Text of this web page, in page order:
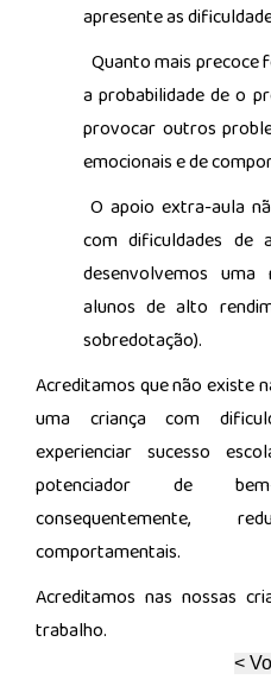
apresente as
Quanto mais precoce
a probabilidade de o
provocar outros
emocionais e de
O apoio extra-aula
com dificuldades de
desenvolvemos
alunos de alto
sobredotação).
Acreditamos que não existe
uma criança com
experienciar sucesso
potenciador de
consequentemente,
comportamentais.
Acreditamos nas nossas
trabalho.